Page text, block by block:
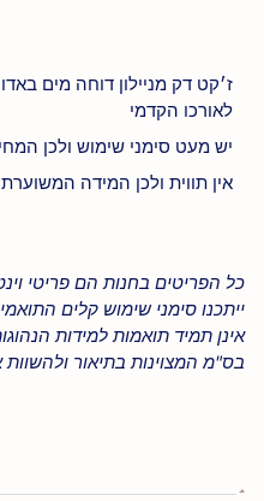
ז׳קט דק מניילון דוחה מים
לאורכו הקדמי
יש מעט סימני שימוש ולכן
אין תווית ולכן המידה המשוערת הינה 18-
כל הפריטים בחנות הם פריטי
ייתכנו סימני שימוש קלים
אינן תמיד תואמות למידות
בס"מ המצוינות בתיאור